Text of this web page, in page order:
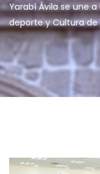
Yarabí Ávila se une
deporte y Cultura de